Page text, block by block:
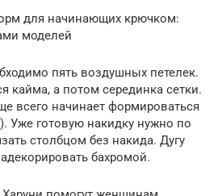
для начинающих крючком:
моделей
пять воздушных петелек.
кайма, а потом серединка сетки.
всего начинает формироваться
Уже готовую накидку нужно по
столбцом без накида. Дугу
бахромой.